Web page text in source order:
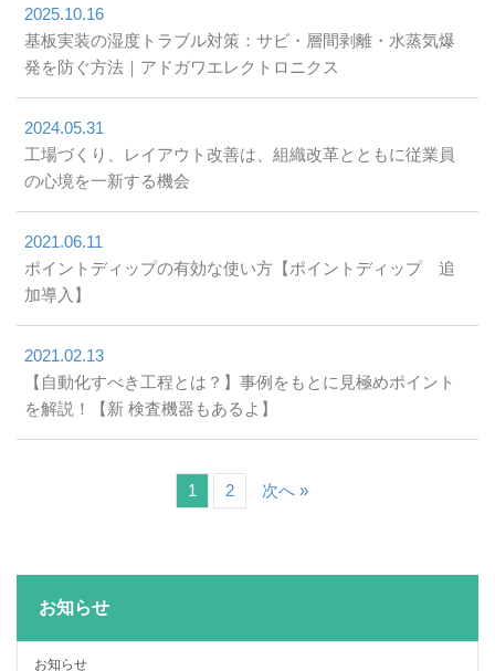
2025.10.16
基板実装の湿度トラブル対策：サビ・層間剥離・水蒸気爆
発を防ぐ方法｜アドガワエレクトロニクス
2024.05.31
工場づくり、レイアウト改善は、組織改革とともに従業員
の心境を一新する機会
2021.06.11
ポイントディップの有効な使い方【ポイントディップ 追
加導入】
2021.02.13
【自動化すべき工程とは？】事例をもとに見極めポイント
を解説！【新 検査機器もあるよ】
1 2 次へ »
お知らせ
お知らせ